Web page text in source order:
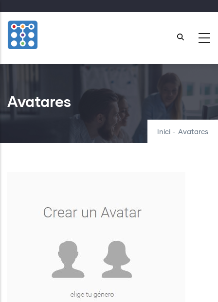
to
main
content
Avatares
Inici - Avatares